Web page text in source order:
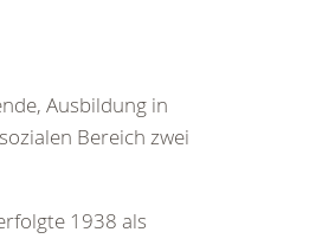
Ausbildung in
Bereich zwei
1938 als